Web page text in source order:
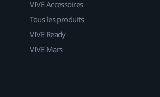
VIVE Accessoires
Tous les produits
VIVE Ready
VIVE Mars